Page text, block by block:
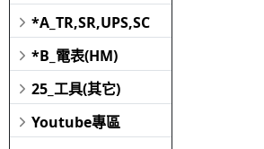
*A_TR,SR,UPS,SC
*B_電表(HM)
25_工具(其它)
Youtube專區